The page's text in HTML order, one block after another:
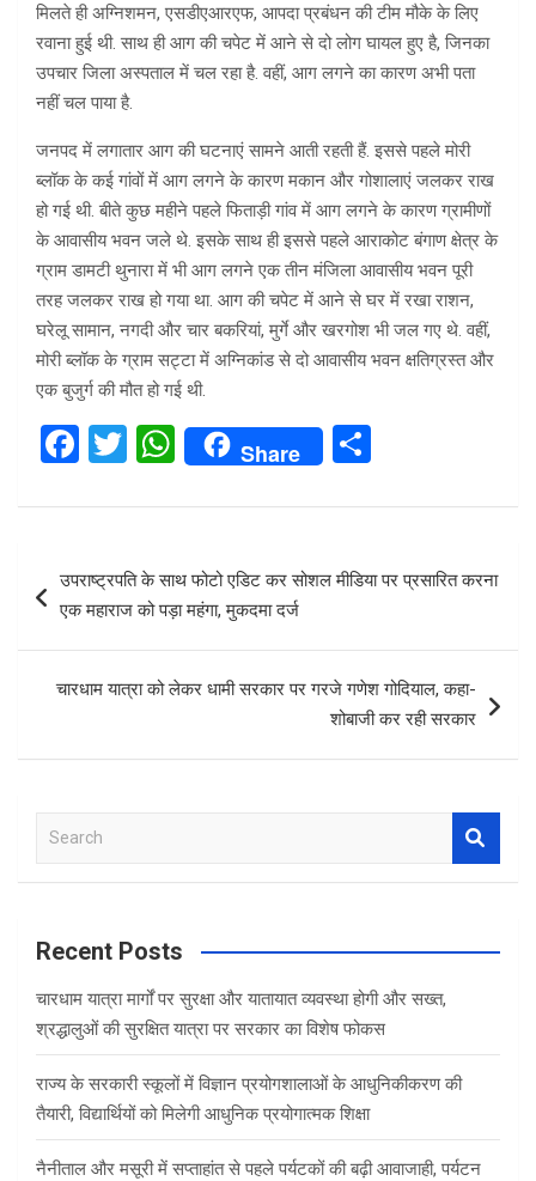
मिलते ही अग्निशमन, एसडीएआरएफ, आपदा प्रबंधन की टीम मौके के लिए
रवाना हुई थी. साथ ही आग की चपेट में आने से दो लोग घायल हुए है, जिनका
उपचार जिला अस्पताल में चल रहा है. वहीं, आग लगने का कारण अभी पता
नहीं चल पाया है.
जनपद में लगातार आग की घटनाएं सामने आती रहती हैं. इससे पहले मोरी
ब्लॉक के कई गांवों में आग लगने के कारण मकान और गोशालाएं जलकर राख
हो गई थी. बीते कुछ महीने पहले फिताड़ी गांव में आग लगने के कारण ग्रामीणों
के आवासीय भवन जले थे. इसके साथ ही इससे पहले आराकोट बंगाण क्षेत्र के
ग्राम डामटी थुनारा में भी आग लगने एक तीन मंजिला आवासीय भवन पूरी
तरह जलकर राख हो गया था. आग की चपेट में आने से घर में रखा राशन,
घरेलू सामान, नगदी और चार बकरियां, मुर्गे और खरगोश भी जल गए थे. वहीं,
मोरी ब्लॉक के ग्राम सट्टा में अग्निकांड से दो आवासीय भवन क्षतिग्रस्त और
एक बुजुर्ग की मौत हो गई थी.
F
ce
o
k
T
tt
er
W
at
A
p
Share
ar
navigation
उपराष्ट्रपति के साथ फोटो एडिट कर सोशल मीडिया पर प्रसारित करना
एक महाराज को पड़ा महंगा, मुकदमा दर्ज
चारधाम यात्रा को लेकर धामी सरकार पर गरजे गणेश गोदियाल, कहा-
शोबाजी कर रही सरकार
a
c
Recent Posts
चारधाम यात्रा मार्गों पर सुरक्षा और यातायात व्यवस्था होगी और सख्त,
श्रद्धालुओं की सुरक्षित यात्रा पर सरकार का विशेष फोकस
राज्य के सरकारी स्कूलों में विज्ञान प्रयोगशालाओं के आधुनिकीकरण की
तैयारी, विद्यार्थियों को मिलेगी आधुनिक प्रयोगात्मक शिक्षा
नैनीताल और मसूरी में सप्ताहांत से पहले पर्यटकों की बढ़ी आवाजाही, पर्यटन